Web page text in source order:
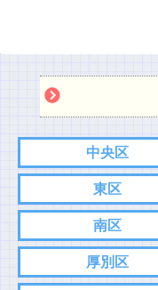
中央区
東区
南区
厚別区